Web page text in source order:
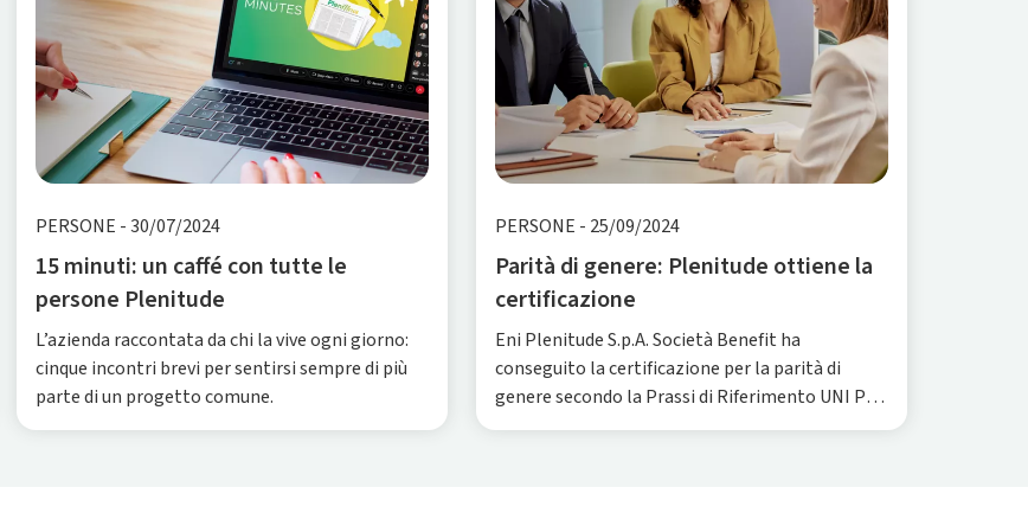
PERSONE -30/07/2024
15 minuti: un caffé con tutte le
persone Plenitude
L’azienda raccontata da chi la vive ogni giorno:
cinque incontri brevi per sentirsi sempre di più
parte di un progetto comune.
PERSONE - 25/09/2024
Parità di genere: Plenitude ottiene la
certificazione
Eni Plenitude S.p.A. Società Benefit ha
conseguito la certificazione per la parità di
genere secondo la Prassi di Riferimento UNI PdR
125:2022, strumento nato per incoraggiare le